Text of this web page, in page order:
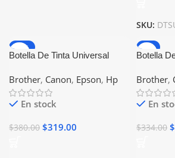
SKU:
-16%
Botella De Tinta Universal
Con Epson Canon Brother Hp
Brother, Canon, Epson, Hp
En stock
$380.00 $319.00
-7%
Botella
Con
Brother,
En
$334.00 $